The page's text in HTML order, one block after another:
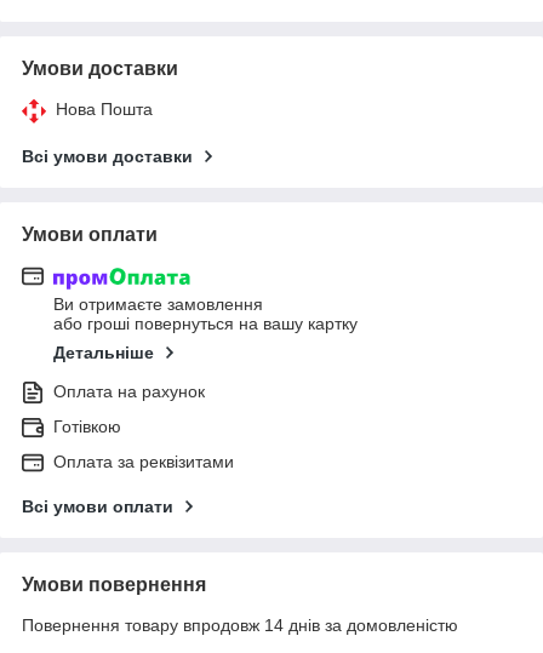
Умови доставки
Нова Пошта
Всі умови доставки
Умови оплати
Ви отримаєте замовлення
або гроші повернуться на вашу картку
Детальніше
Оплата на рахунок
Готівкою
Оплата за реквізитами
Всі умови оплати
Умови повернення
Повернення товару впродовж 14 днів за домовленістю